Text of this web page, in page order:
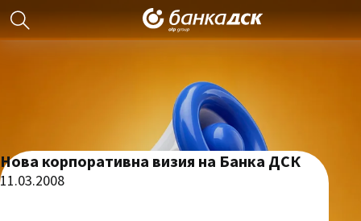
Нова корпоративна визия на Банка ДСК
11.03.2008